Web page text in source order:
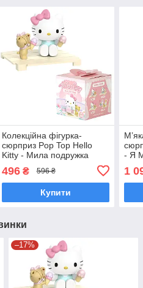
Колекційна фігурка-
сюрприз Pop Top Hello
Kitty - Мила подружка
496₴ 596 ₴
Купити
- Я
1
–17%